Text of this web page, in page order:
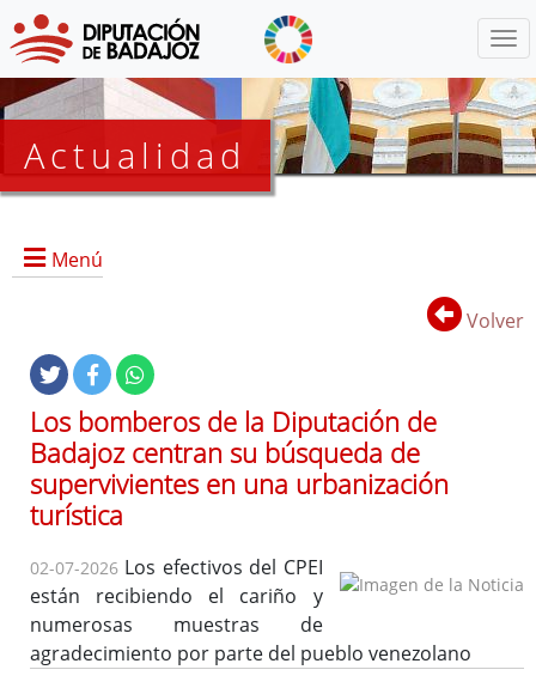
Actualidad
Menú
Noticias
Lista
de
distribución
Volver
Los bomberos de la Diputación de
Badajoz centran su búsqueda de
supervivientes en una urbanización
turística
02-07-2026 Los efectivos del CPEI
están recibiendo el cariño y
numerosas muestras de
agradecimiento por parte del pueblo venezolano